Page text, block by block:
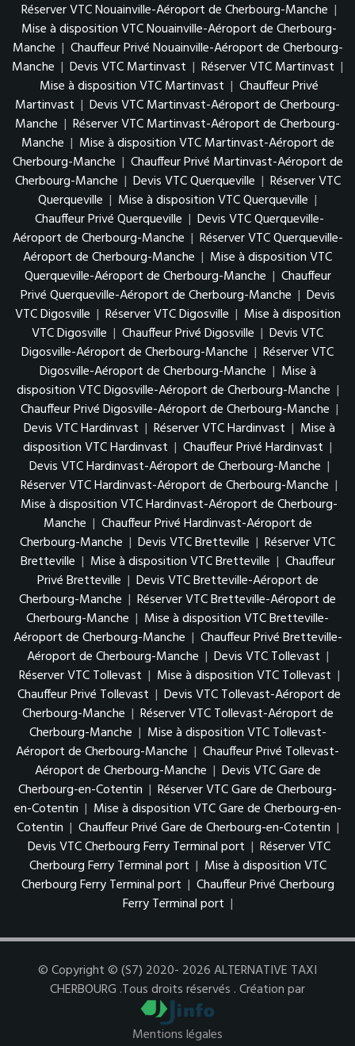
Réserver VTC Nouainville-Aéroport de Cherbourg-Manche |
Mise à disposition VTC Nouainville-Aéroport de Cherbourg-
Manche | Chauffeur Privé Nouainville-Aéroport de Cherbourg-
Manche | Devis VTC Martinvast | Réserver VTC Martinvast |
Mise à disposition VTC Martinvast | Chauffeur Privé
Martinvast | Devis VTC Martinvast-Aéroport de Cherbourg-
Manche | Réserver VTC Martinvast-Aéroport de Cherbourg-
Manche | Mise à disposition VTC Martinvast-Aéroport de
Cherbourg-Manche | Chauffeur Privé Martinvast-Aéroport de
Cherbourg-Manche | Devis VTC Querqueville | Réserver VTC
Querqueville | Mise à disposition VTC Querqueville |
Chauffeur Privé Querqueville | Devis VTC Querqueville-
Aéroport de Cherbourg-Manche | Réserver VTC Querqueville-
Aéroport de Cherbourg-Manche | Mise à disposition VTC
Querqueville-Aéroport de Cherbourg-Manche | Chauffeur
Privé Querqueville-Aéroport de Cherbourg-Manche | Devis
VTC Digosville | Réserver VTC Digosville | Mise à disposition
VTC Digosville | Chauffeur Privé Digosville | Devis VTC
Digosville-Aéroport de Cherbourg-Manche | Réserver VTC
Digosville-Aéroport de Cherbourg-Manche | Mise à
disposition VTC Digosville-Aéroport de Cherbourg-Manche |
Chauffeur Privé Digosville-Aéroport de Cherbourg-Manche |
Devis VTC Hardinvast | Réserver VTC Hardinvast | Mise à
disposition VTC Hardinvast | Chauffeur Privé Hardinvast |
Devis VTC Hardinvast-Aéroport de Cherbourg-Manche |
Réserver VTC Hardinvast-Aéroport de Cherbourg-Manche |
Mise à disposition VTC Hardinvast-Aéroport de Cherbourg-
Manche | Chauffeur Privé Hardinvast-Aéroport de
Cherbourg-Manche | Devis VTC Bretteville | Réserver VTC
Bretteville | Mise à disposition VTC Bretteville | Chauffeur
Privé Bretteville | Devis VTC Bretteville-Aéroport de
Cherbourg-Manche | Réserver VTC Bretteville-Aéroport de
Cherbourg-Manche | Mise à disposition VTC Bretteville-
Aéroport de Cherbourg-Manche | Chauffeur Privé Bretteville-
Aéroport de Cherbourg-Manche | Devis VTC Tollevast |
Réserver VTC Tollevast | Mise à disposition VTC Tollevast |
Chauffeur Privé Tollevast | Devis VTC Tollevast-Aéroport de
Cherbourg-Manche | Réserver VTC Tollevast-Aéroport de
Cherbourg-Manche | Mise à disposition VTC Tollevast-
Aéroport de Cherbourg-Manche | Chauffeur Privé Tollevast-
Aéroport de Cherbourg-Manche | Devis VTC Gare de
Cherbourg-en-Cotentin | Réserver VTC Gare de Cherbourg-
en-Cotentin | Mise à disposition VTC Gare de Cherbourg-en-
Cotentin | Chauffeur Privé Gare de Cherbourg-en-Cotentin |
Devis VTC Cherbourg Ferry Terminal port | Réserver VTC
Cherbourg Ferry Terminal port | Mise à disposition VTC
Cherbourg Ferry Terminal port | Chauffeur Privé Cherbourg
Ferry Terminal port |
© Copyright © (S7) 2020- 2026 ALTERNATIVE TAXI
CHERBOURG .Tous droits réservés . Création par
Mentions légales